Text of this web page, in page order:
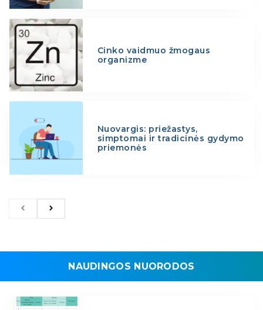
Cinko vaidmuo žmogaus
organizme
Nuovargis: priežastys,
simptomai ir tradicinės gydymo
priemonės
NAUDINGOS NUORODOS